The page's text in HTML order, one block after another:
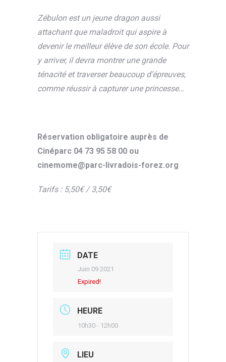
Zébulon est un jeune dragon aussi
attachant que maladroit qui aspire à
devenir le meilleur élève de son école. Pour
y arriver, il devra montrer une grande
ténacité et traverser beaucoup d’épreuves,
comme réussir à capturer une princesse…
Réservation obligatoire auprès de
Cinéparc 04 73 95 58 00 ou
cinemome@parc-livradois-forez.org
Tarifs : 5,50€ / 3,50€
DATE
Juin 09 2021
Expired!
HEURE
10h30 - 12h00
LIEU